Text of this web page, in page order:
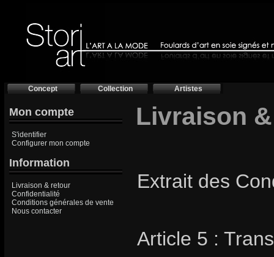
Concept Collection Artistes
Mon compte
S'identifier
Configurer mon compte
Information
Livraison & retour
Confidentialité
Conditions générales de vente
Nous contacter
Livraison
Extrait des
Article 5 :